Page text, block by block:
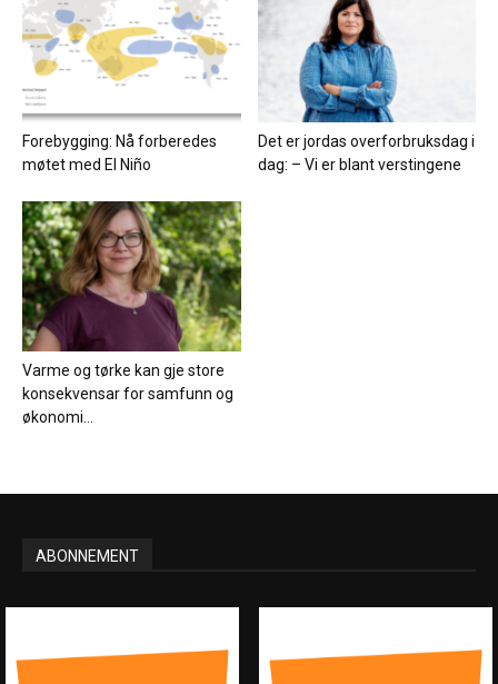
Forebygging: Nå forberedes
møtet med El Niño
Det er jordas overforbruksdag i
dag: – Vi er blant verstingene
Varme og tørke kan gje store
konsekvensar for samfunn og
økonomi...
ABONNEMENT